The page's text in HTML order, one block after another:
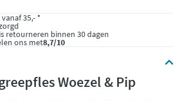
35,- *
retourneren binnen 30 dagen
ons met8,7/10
Woezel & Pip